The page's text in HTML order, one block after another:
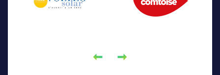
PrécédentPrécédent